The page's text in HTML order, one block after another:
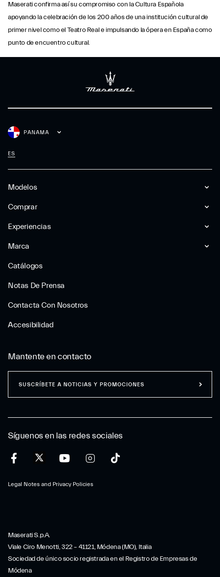
Maserati confirma así su compromiso con la Cultura Española
apoyando la celebración de los 200 años de una institución cultural de
primer nivel como el Teatro Real e impulsando la ópera en España como
punto de encuentro cultural.
Modelos
Comprar
Experiencias
Marca
Catálogos
Notas De Prensa
Contacta Con Nosotros
Accesibilidad
PANAMA
ES
Síguenos en las redes sociales
Legal Notes and Privacy Policies
Mantente en contacto
SUSCRÍBETE A NOTICIAS Y PROMOCIONES
Maserati S.p.A.
Viale Ciro Menotti, 322 – 41121, Módena (MO), Italia
Sociedad de único socio registrada en el Registro de Empresas de
Módena